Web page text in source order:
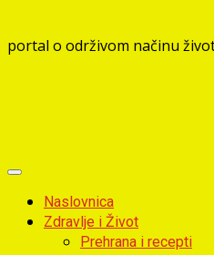
portal o održivom načinu
Primary
MenuNaslovnica
Zdravlje i Život
Prehrana i recepti